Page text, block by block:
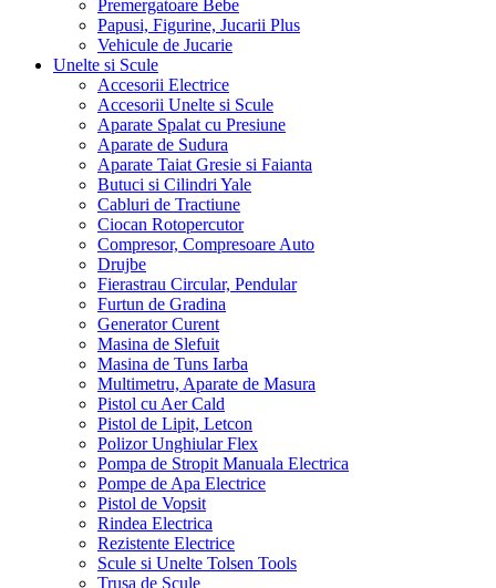
Premergatoare Bebe
Papusi, Figurine, Jucarii Plus
Vehicule de Jucarie
Unelte si Scule
Accesorii Electrice
Accesorii Unelte si Scule
Aparate Spalat cu Presiune
Aparate de Sudura
Aparate Taiat Gresie si Faianta
Butuci si Cilindri Yale
Cabluri de Tractiune
Ciocan Rotopercutor
Compresor, Compresoare Auto
Drujbe
Fierastrau Circular, Pendular
Furtun de Gradina
Generator Curent
Masina de Slefuit
Masina de Tuns Iarba
Multimetru, Aparate de Masura
Pistol cu Aer Cald
Pistol de Lipit, Letcon
Polizor Unghiular Flex
Pompa de Stropit Manuala Electrica
Pompe de Apa Electrice
Pistol de Vopsit
Rindea Electrica
Rezistente Electrice
Scule si Unelte Tolsen Tools
Trusa de Scule